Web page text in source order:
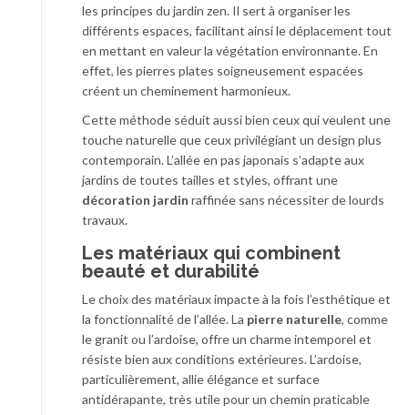
les principes du jardin zen. Il sert à organiser les
différents espaces, facilitant ainsi le déplacement tout
en mettant en valeur la végétation environnante. En
effet, les pierres plates soigneusement espacées
créent un cheminement harmonieux.
Cette méthode séduit aussi bien ceux qui veulent une
touche naturelle que ceux privilégiant un design plus
contemporain. L’allée en pas japonais s’adapte aux
jardins de toutes tailles et styles, offrant une
décoration jardin raffinée sans nécessiter de lourds
travaux.
Les matériaux qui combinent
beauté et durabilité
Le choix des matériaux impacte à la fois l’esthétique et
la fonctionnalité de l’allée. La pierre naturelle, comme
le granit ou l’ardoise, offre un charme intemporel et
résiste bien aux conditions extérieures. L’ardoise,
particulièrement, allie élégance et surface
antidérapante, très utile pour un chemin praticable